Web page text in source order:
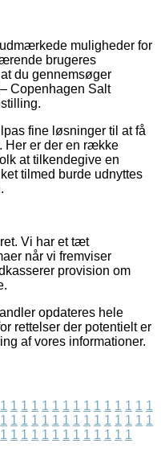
muligheder for
brugeres
du gennemsøger
Copenhagen Salt
fine løsninger til at få
Her er der en række
at tilkendegive en
tilmed burde udnyttes
Vi har et tæt
når vi fremviser
provision om
opdateres hele
rettelser der potentielt er
af vores informationer.
1 1 1 1 1 1 1 1 1 1 1 1 1 1 1
1 1 1 1 1 1 1 1 1 1 1 1 1 1 1
1 1 1 1 1 1 1 1 1 1 1 1 1